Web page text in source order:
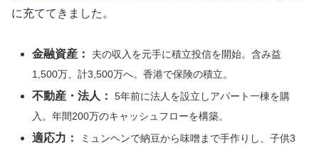
に充ててきました。
金融資産：
夫の収入を元手に積立投信を開始。含み益
1,500万、計3,500万へ。香港で保険の積立。
不動産・法人：
5年前に法人を設立しアパート一棟を購
入。年間200万のキャッシュフローを構築。
適応力：
ミュンヘンで納豆から味噌まで手作りし、子供3